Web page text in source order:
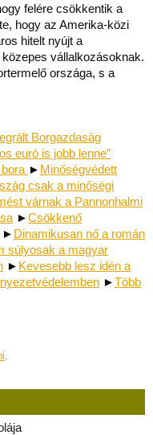
felére csökkentik a
hogy az Amerika-közi
hitelt nyújt a
vállalkozásoknak.
országa, s a
Borgazdaság
euró is jobb lenne”
► Minőségvédett
csak a minőségi
várnak a Pannonhalmi
►Csökkenő
► Dinamikusan nő a román
súlyosak a magyar
► Kevesebb lesz idén a
►Több
.